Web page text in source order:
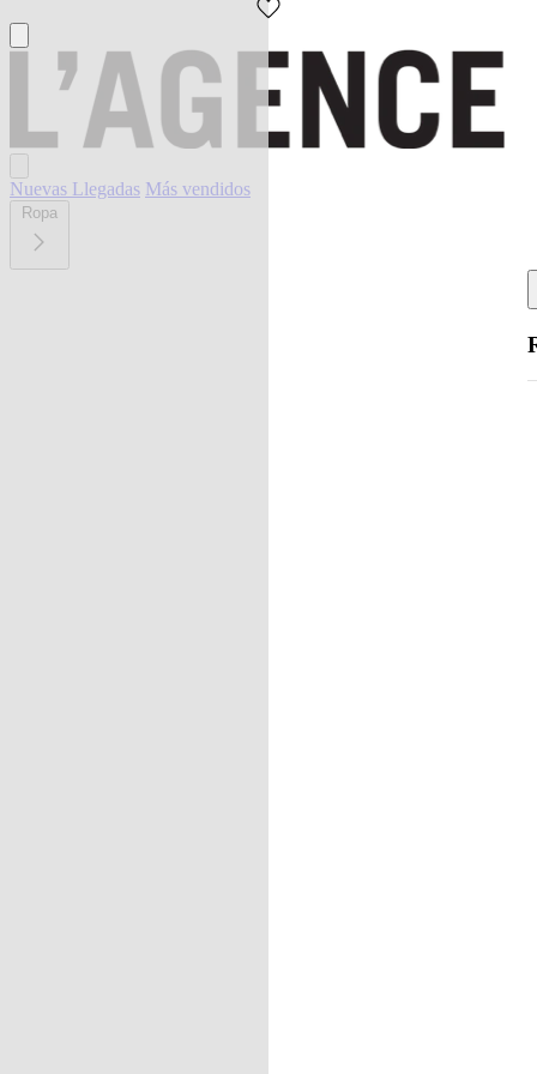
Nuevas Llegadas Más vendidos
Ropa